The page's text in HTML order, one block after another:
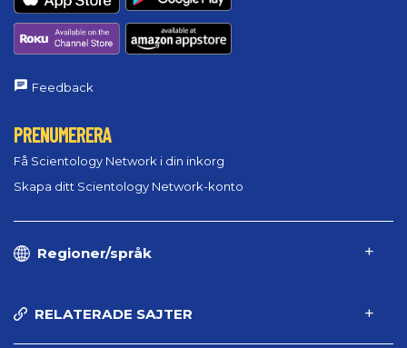
Feedback
PRENUMERERA
Få Scientology Network i din inkorg
Skapa ditt Scientology Network-konto
Regioner/språk
RELATERADE SAJTER